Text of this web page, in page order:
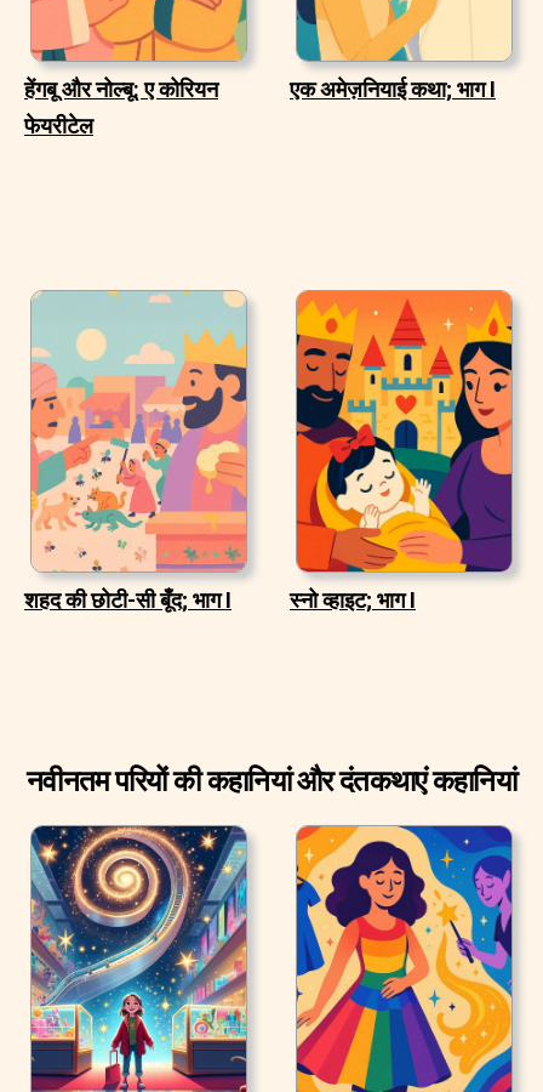
हेंगबू और नोल्बू: ए कोरियन
फेयरीटेल
एक अमेज़नियाई कथा; भाग I
शहद की छोटी-सी बूँद; भाग I स्नो व्हाइट; भाग I
नवीनतम परियों की कहानियां और दंतकथाएं कहानियां